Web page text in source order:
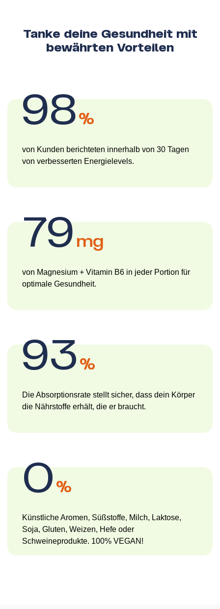
Tanke deine Gesundheit mit
bewährten Vorteilen
98%
von Kunden berichteten innerhalb von 30 Tagen
von verbesserten Energielevels.
79mg
von Magnesium + Vitamin B6 in jeder Portion für
optimale Gesundheit.
93%
Die Absorptionsrate stellt sicher, dass dein Körper
die Nährstoffe erhält, die er braucht.
0%
Künstliche Aromen, Süßstoffe, Milch, Laktose,
Soja, Gluten, Weizen, Hefe oder
Schweineprodukte. 100% VEGAN!